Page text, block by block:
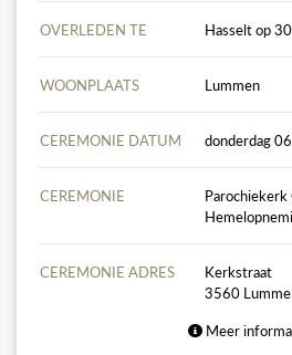
OVERLEDEN TE Hasselt op
WOONPLAATS Lummen
CEREMONIE DATUM donderdag
CEREMONIE
Parochiekerk
CEREMONIE ADRES
Kerkstraat
3560
Meer